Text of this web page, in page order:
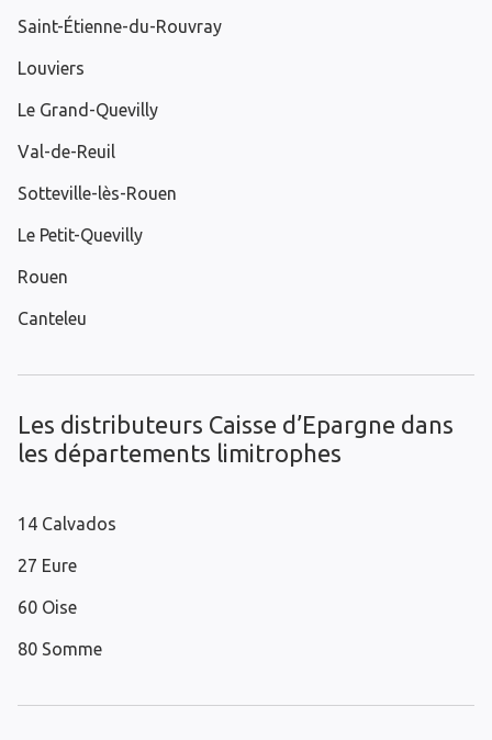
Saint-Étienne-du-Rouvray
Louviers
Le Grand-Quevilly
Val-de-Reuil
Sotteville-lès-Rouen
Le Petit-Quevilly
Rouen
Canteleu
Les distributeurs Caisse d’Epargne dans
les départements limitrophes
14 Calvados
27 Eure
60 Oise
80 Somme